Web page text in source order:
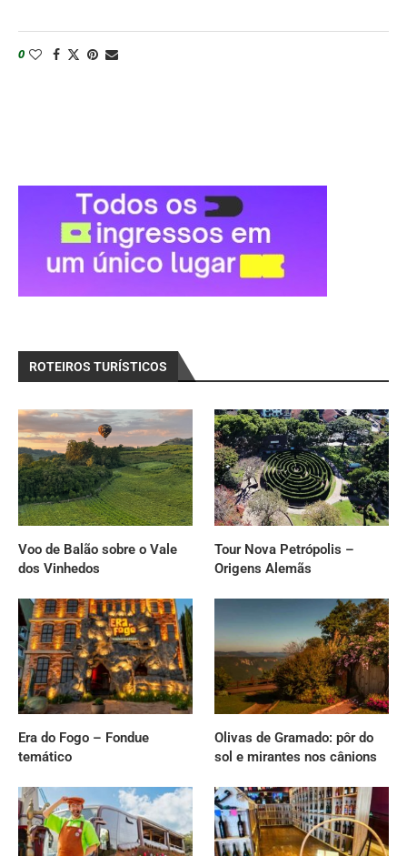
0
ROTEIROS TURÍSTICOS
Voo de Balão sobre o Vale
dos Vinhedos
Tour Nova Petrópolis –
Origens Alemãs
Era do Fogo – Fondue
temático
Olivas de Gramado: pôr do
sol e mirantes nos cânions